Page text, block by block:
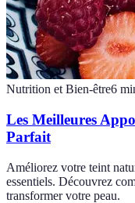
Nutrition et Bien-être6
Les Meilleures
Parfait
Améliorez votre teint
essentiels. Découvrez
transformer votre peau.